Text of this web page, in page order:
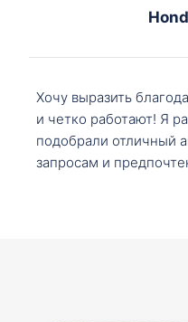
Хочу выразить
и четко работают! Я
подобрали отличный
запросам и